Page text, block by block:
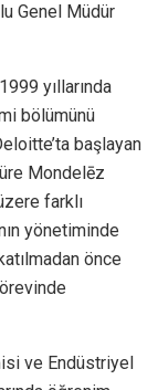
Genel Müdür
yıllarında
bölümünü
başlayan
Mondelēz
farklı
yönetiminde
önce
ve Endüstriyel